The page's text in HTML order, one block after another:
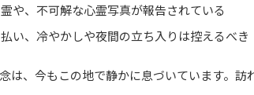
や、不可解な心霊写真が報告されている
い、冷やかしや夜間の立ち入りは控えるべき
は、今もこの地で静かに息づいています。訪